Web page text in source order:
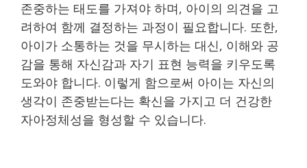
존중하는 태도를 가져야 하며, 아이의 의견을 고
려하여 함께 결정하는 과정이 필요합니다. 또한,
아이가 소통하는 것을 무시하는 대신, 이해와 공
감을 통해 자신감과 자기 표현 능력을 키우도록
도와야 합니다. 이렇게 함으로써 아이는 자신의
생각이 존중받는다는 확신을 가지고 더 건강한
자아정체성을 형성할 수 있습니다.